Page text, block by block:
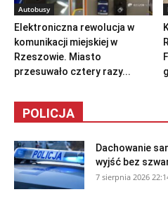
Autobusy
Elektroniczna rewolucja w
komunikacji miejskiej w
Rzeszowie. Miasto
przesuwało cztery razy...
POLICJA
Dachowanie
wyjść bez
7 sierpnia 2026